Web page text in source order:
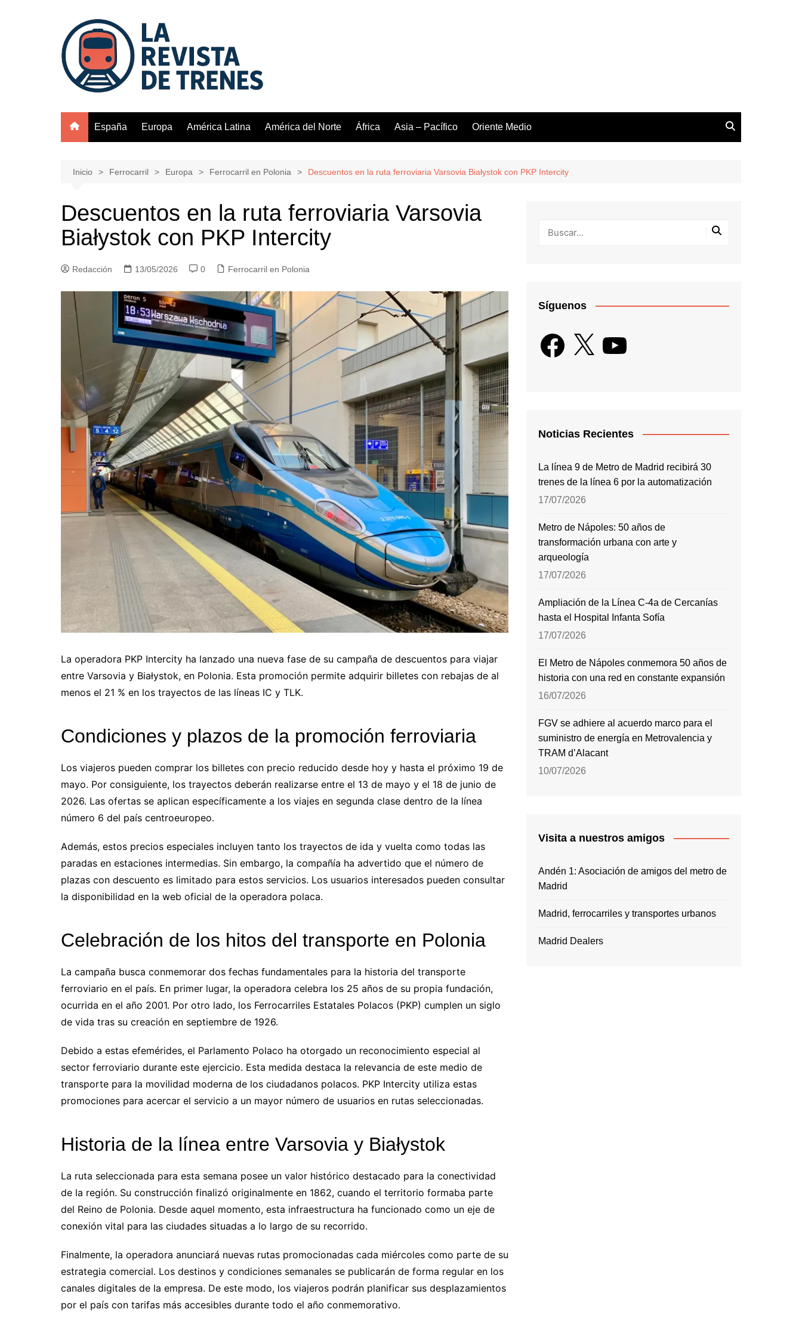
España Europa América Latina América del Norte África Asia – Pacífico Oriente Medio
Inicio Ferrocarril Europa Ferrocarril en Polonia Descuentos en la ruta ferroviaria Varsovia Białystok con PKP Intercity
Descuentos en la ruta ferroviaria Varsovia
Białystok con PKP Intercity
Redacción 13/05/2026 0 Ferrocarril en Polonia
La operadora PKP Intercity ha lanzado una nueva fase de su campaña de descuentos para viajar
entre Varsovia y Białystok, en Polonia. Esta promoción permite adquirir billetes con rebajas de al
menos el 21 % en los trayectos de las líneas IC y TLK.
Condiciones y plazos de la promoción ferroviaria
Los viajeros pueden comprar los billetes con precio reducido desde hoy y hasta el próximo 19 de
mayo. Por consiguiente, los trayectos deberán realizarse entre el 13 de mayo y el 18 de junio de
2026. Las ofertas se aplican específicamente a los viajes en segunda clase dentro de la línea
número 6 del país centroeuropeo.
Además, estos precios especiales incluyen tanto los trayectos de ida y vuelta como todas las
paradas en estaciones intermedias. Sin embargo, la compañía ha advertido que el número de
plazas con descuento es limitado para estos servicios. Los usuarios interesados pueden consultar
la disponibilidad en la web oficial de la operadora polaca.
Celebración de los hitos del transporte en Polonia
La campaña busca conmemorar dos fechas fundamentales para la historia del transporte
ferroviario en el país. En primer lugar, la operadora celebra los 25 años de su propia fundación,
ocurrida en el año 2001. Por otro lado, los Ferrocarriles Estatales Polacos (PKP) cumplen un siglo
de vida tras su creación en septiembre de 1926.
Debido a estas efemérides, el Parlamento Polaco ha otorgado un reconocimiento especial al
sector ferroviario durante este ejercicio. Esta medida destaca la relevancia de este medio de
transporte para la movilidad moderna de los ciudadanos polacos. PKP Intercity utiliza estas
promociones para acercar el servicio a un mayor número de usuarios en rutas seleccionadas.
Historia de la línea entre Varsovia y Białystok
La ruta seleccionada para esta semana posee un valor histórico destacado para la conectividad
de la región. Su construcción finalizó originalmente en 1862, cuando el territorio formaba parte
del Reino de Polonia. Desde aquel momento, esta infraestructura ha funcionado como un eje de
conexión vital para las ciudades situadas a lo largo de su recorrido.
Finalmente, la operadora anunciará nuevas rutas promocionadas cada miércoles como parte de su
estrategia comercial. Los destinos y condiciones semanales se publicarán de forma regular en los
canales digitales de la empresa. De este modo, los viajeros podrán planificar sus desplazamientos
por el país con tarifas más accesibles durante todo el año conmemorativo.
Síguenos
Facebook
X YouTube
Noticias Recientes
La línea 9 de Metro de Madrid recibirá 30
trenes de la línea 6 por la automatización
17/07/2026
Metro de Nápoles: 50 años de
transformación urbana con arte y
arqueología
17/07/2026
Ampliación de la Línea C-4a de Cercanías
hasta el Hospital Infanta Sofía
17/07/2026
El Metro de Nápoles conmemora 50 años de
historia con una red en constante expansión
16/07/2026
FGV se adhiere al acuerdo marco para el
suministro de energía en Metrovalencia y
TRAM d’Alacant
10/07/2026
Visita a nuestros amigos
Andén 1: Asociación de amigos del metro de
Madrid
Madrid, ferrocarriles y transportes urbanos
Madrid Dealers